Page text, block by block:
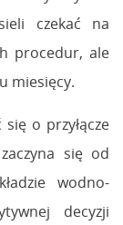
czekać na
procedur, ale
miesięcy.
o przyłącze
się od
wodno-
decyzji